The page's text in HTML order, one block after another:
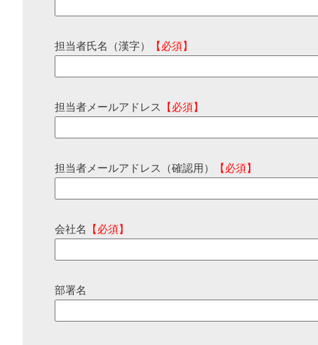
担当者氏名（漢字） 【必須】
担当者メールアドレス 【必須】
担当者メールアドレス（確認用） 【必須】
会社名 【必須】
部署名